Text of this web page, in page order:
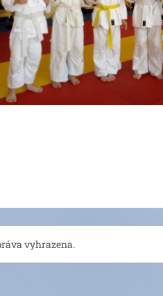
vyhrazena.